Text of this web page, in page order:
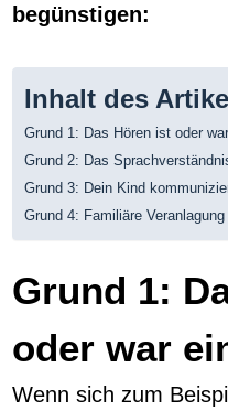
begünstigen:
Inhalt des
Grund 1: Das Hören ist oder
Grund 2: Das
Grund 3: Dein Kind
Grund 4: Familiäre Veranlagung
Grund 1:
oder war
Wenn sich zum